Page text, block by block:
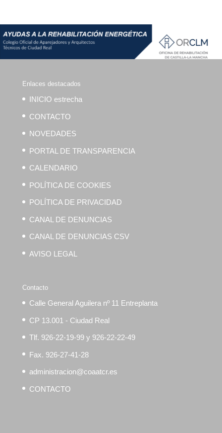
Enlaces destacados
INICIO estrecha
CONTACTO
NOVEDADES
PORTAL DE TRANSPARENCIA
CALENDARIO
POLÍTICA DE COOKIES
POLÍTICA DE PRIVACIDAD
CANAL DE DENUNCIAS
CANAL DE DENUNCIAS CSV
AVISO LEGAL
Contacto
Calle General Aguilera nº 11 Entreplanta
CP 13.001 - Ciudad Real
Tlf. 926-22-19-99 y 926-22-22-49
Fax. 926-27-41-28
administracion@coaatcr.es
CONTACTO